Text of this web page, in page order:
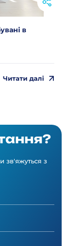
в
Читати далі
зв'яжуться з